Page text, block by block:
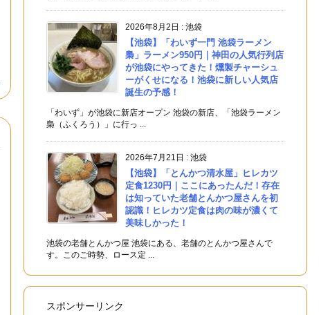
2026年8月2日 : 池袋
【池袋】「わいず一門 池袋ラーメン
梟」ラーメン950円｜神田の人気行列店
が池袋にやってきた！燻製チャーシュ
ーがくせになる！池袋に新しい人気店
誕生の予感！
「わいず」が池袋に新店オープン 池袋の新店、「池袋ラーメン
梟（ふくろう）」に行っ ...
2026年7月21日 : 池袋
【池袋】「とんかつ清水屋」ヒレカツ
定食1230円｜ここにあったんだ！存在
は知っていた老舗とんかつ屋さんを初
認識！ヒレカツ定食は肉の味が濃くて
美味しかった！
池袋の老舗とんかつ屋 池袋にある、老舗のとんかつ屋さんで
す。このご時勢、ロース定 ...
スポンサーリンク